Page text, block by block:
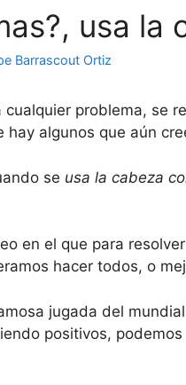
usa la
Barrascout Ortiz
cualquier problema, se
hay algunos que aún
se usa la cabeza
en el que para resolver
hacer todos, o
jugada del
positivos,